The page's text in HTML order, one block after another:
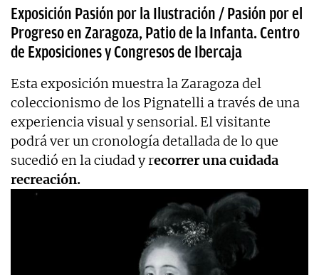
Exposición Pasión por la Ilustración / Pasión por el
Progreso en Zaragoza, Patio de la Infanta. Centro
de Exposiciones y Congresos de Ibercaja
Esta exposición muestra la Zaragoza del
coleccionismo de los Pignatelli a través de una
experiencia visual y sensorial. El visitante
podrá ver un cronología detallada de lo que
sucedió en la ciudad y recorrer una cuidada
recreación.